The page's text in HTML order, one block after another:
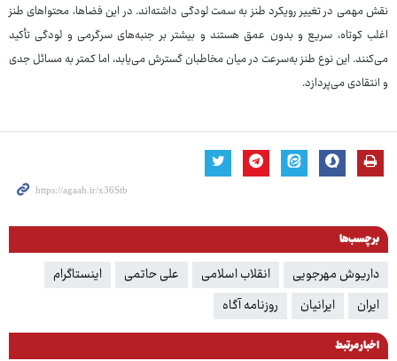
نقش مهمی در تغییر رویکرد طنز به سمت لودگی داشته‌اند. در این فضاها، محتواهای طنز
اغلب کوتاه، سریع و بدون عمق هستند و بیشتر بر جنبه‌های سرگرمی و لودگی تأکید
می‌کنند. این نوع طنز به‌سرعت در میان مخاطبان گسترش می‌یابد، اما کمتر به مسائل جدی
و انتقادی می‌پردازد.
برچسب‌ها
داریوش مهرجویی انقلاب اسلامی علی حاتمی
اینستاگرام
ایران
ایرانیان روزنامه آگاه
اخبار مرتبط